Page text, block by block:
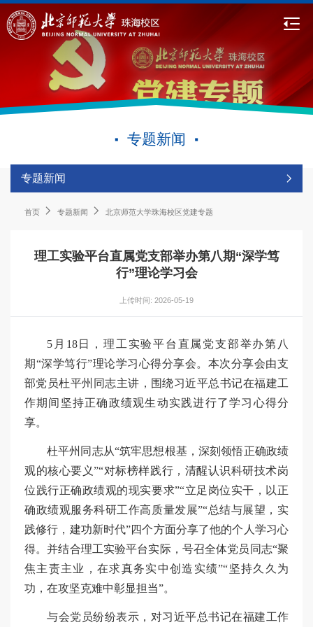
专题新闻
专题新闻
首页 专题新闻 北京师范大学珠海校区党建专题
理工实验平台直属党支部举办第八期“深学笃
行”理论学习会
上传时间: 2026-05-19
5月18日，理工实验平台直属党支部举办第八
期“深学笃行”理论学习心得分享会。本次分享会由支
部党员杜平州同志主讲，围绕习近平总书记在福建工
作期间坚持正确政绩观生动实践进行了学习心得分
享。
杜平州同志从“筑牢思想根基，深刻领悟正确政绩
观的核心要义”“对标榜样践行，清醒认识科研技术岗
位践行正确政绩观的现实要求”“立足岗位实干，以正
确政绩观服务科研工作高质量发展”“总结与展望，实
践修行，建功新时代”四个方面分享了他的个人学习心
得。并结合理工实验平台实际，号召全体党员同志“聚
焦主责主业，在求真务实中创造实绩”“坚持久久为
功，在攻坚克难中彰显担当”。
与会党员纷纷表示，对习近平总书记在福建工作